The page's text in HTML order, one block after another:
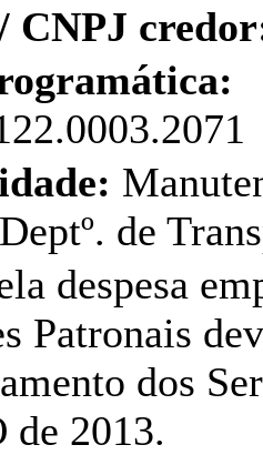
CNPJ
de
despesa
Patronais
dos
2013.